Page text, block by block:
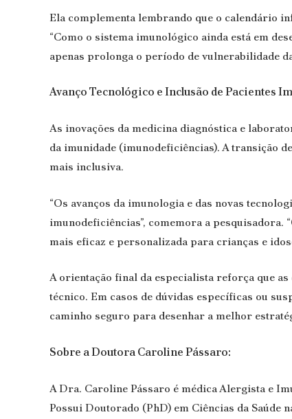
Ela complementa lembrando que o calendário
“Como o sistema imunológico ainda está em
apenas prolonga o período de vulnerabilidade
Avanço Tecnológico e Inclusão de Pacientes
As inovações da medicina diagnóstica e
da imunidade (imunodeficiências). A transição
mais inclusiva.
“Os avanços da imunologia e das novas
imunodeficiências”, comemora a
mais eficaz e personalizada para crianças e
A orientação final da especialista reforça que
técnico. Em casos de dúvidas específicas ou
caminho seguro para desenhar a melhor
Sobre a Doutora Caroline Pássaro:
A Dra. Caroline Pássaro é médica Alergista e
Possui Doutorado (PhD) em Ciências da